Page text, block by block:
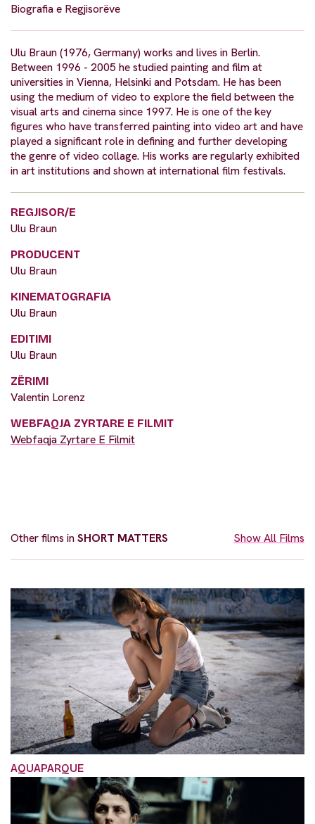
Biografia e Regjisorëve
Ulu Braun (1976, Germany) works and lives in Berlin.
Between 1996 - 2005 he studied painting and film at
universities in Vienna, Helsinki and Potsdam. He has been
using the medium of video to explore the field between the
visual arts and cinema since 1997. He is one of the key
figures who have transferred painting into video art and have
played a significant role in defining and further developing
the genre of video collage. His works are regularly exhibited
in art institutions and shown at international film festivals.
REGJISOR/E
Ulu Braun
PRODUCENT
Ulu Braun
KINEMATOGRAFIA
Ulu Braun
EDITIMI
Ulu Braun
ZËRIMI
Valentin Lorenz
WEBFAQJA ZYRTARE E FILMIT
Webfaqja Zyrtare E Filmit
Other films inSHORT MATTERS Show All Films
AQUAPARQUE